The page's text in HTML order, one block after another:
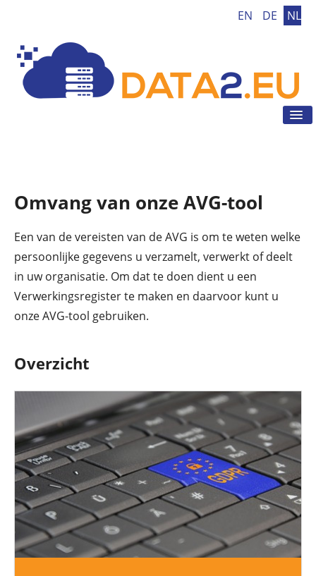
EN DE NL
AVG Tips
Nieuws
Contact
Omvang van onze AVG-tool
Een van de vereisten van de AVG is om te weten welke
persoonlijke gegevens u verzamelt, verwerkt of deelt
in uw organisatie. Om dat te doen dient u een
Verwerkingsregister te maken en daarvoor kunt u
onze AVG-tool gebruiken.
Overzicht